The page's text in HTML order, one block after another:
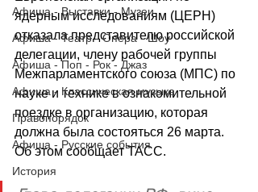
Афиша - Выставки - Музеи
Афиша - Театр - Опера - Шоу
Афиша - Поп - Рок - Джаз
Афиша - Классическая музыка
Правопорядок
Афиша - Русские события
История
ядерным исследованиям (ЦЕРН)
отказала представителю российской
делегации, члену рабочей группы
Межпарламентского союза (МПС) по
науке и технике в ознакомительной
поездке в организацию, которая
должна была состояться 26 марта.
Об этом сообщает ТАСС.